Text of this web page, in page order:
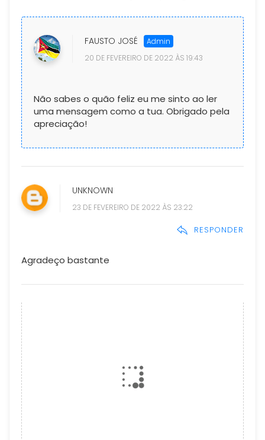
FAUSTO JOSÉ
20 DE FEVEREIRO DE 2022 ÀS 19:43
Não sabes o quão feliz eu me sinto ao ler
uma mensagem como a tua. Obrigado pela
apreciação!
UNKNOWN
23 DE FEVEREIRO DE 2022 ÀS 23:22
RESPONDER
Agradeço bastante